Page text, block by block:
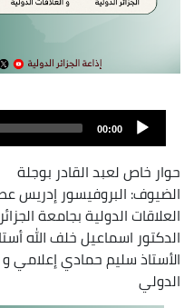
Archivo
audio
00:00
حوار خاص لعبد القادر بوجلة
الضيوف: البروفيسور إدريس
العلاقات الدولية بجامعة الجزائر 3
الدكتور اسماعيل خلف الله
الأستاذ سليم حمادي
الدولي